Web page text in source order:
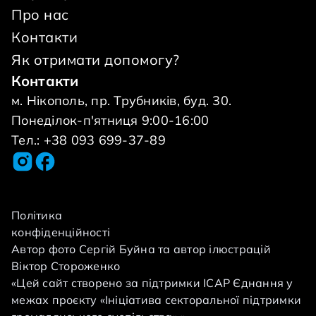
становить 12900,00 гривень. А
найголовніше, що зібрати необхідну суму
треба дуже швидко - менш ніж за місяць.
Тому що, по-перше, час працює проти нас,
по-друге, ціна на реабілітацію в новому
році зросте. На жаль, власними силами сім'ї
не впоратися. Тому ми звертаємося за
допомогою до небайдужих людей, які
хочуть і можуть допомогти. Віримо, що
швидко, як хотілося б, але зробить свої
перші кроки і нарешті скаже
довгоочікуване перше слово. Друзі!
Давайте подаруємо Тонечке шанс на
самостійне майбутнє.
Про нас
Контакти
Як отримати допомогу?
Контакти
м. Нікополь, пр. Трубників, буд. 30.
Понеділок-п'ятниця 9:00-16:00
Тел.: +38 093 699-37-89
Політика
конфіденційності
Автор фото Сергій Буйна та автор ілюстрацій
Віктор Стороженко
«Цей сайт створено за підтримки ІСАР Єднання у
межах проєкту «Ініціатива секторальної підтримки